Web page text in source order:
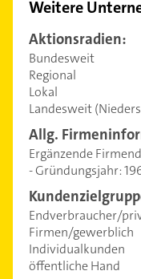
Weitere
Aktionsradien:
Bundesweit
Regional
Lokal
Landesweit
Allg.
Ergänzende
- Gründungsjahr:
Endverbraucher/
Firmen/gewerblich
Individualkunden
öffentliche Hand